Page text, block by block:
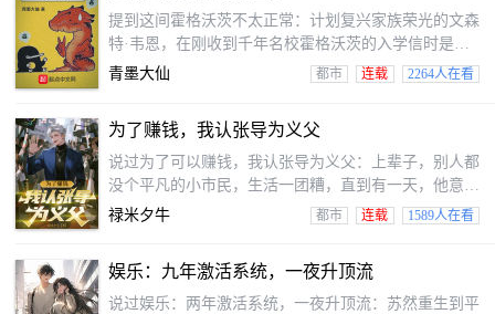
提到这间霍格沃茨不太正常：计划复兴家族荣光的文森
特·韦恩，在刚收到千年名校霍格沃茨的入学信时是拒
绝的。会变猫猫的副校长、油头老蝙蝠教授、嘴臭的金
一位姓韦恩的巫师。（蹭个关键词：哈利波特）
青墨大仙 都市 连载 2264人在看
为了赚钱，我认张导为义父
说过为了可以赚钱，我认张导为义父：上辈子，别人都
没个平凡的小市民，生活一团糟，直到有一天，他意想
不到穿越到了过去，考上了北京影片学院09级表演考入
禄米夕牛 都市 连载 1589人在看
娱乐：九年激活系统，一夜升顶流
说过娱乐：两年激活系统，一夜升顶流：苏然重生到平